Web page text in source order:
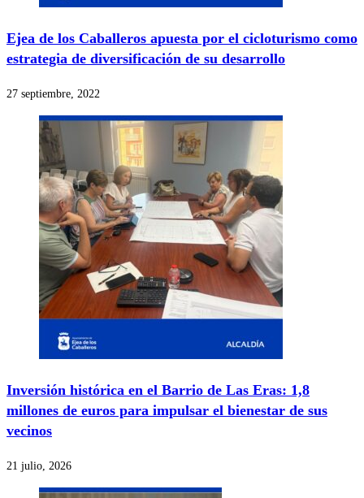
Ejea de los Caballeros apuesta por el cicloturismo como
estrategia de diversificación de su desarrollo
27 septiembre, 2022
Inversión histórica en el Barrio de Las Eras: 1,8
millones de euros para impulsar el bienestar de sus
vecinos
21 julio, 2026